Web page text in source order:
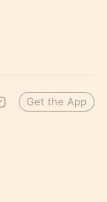
Get the App